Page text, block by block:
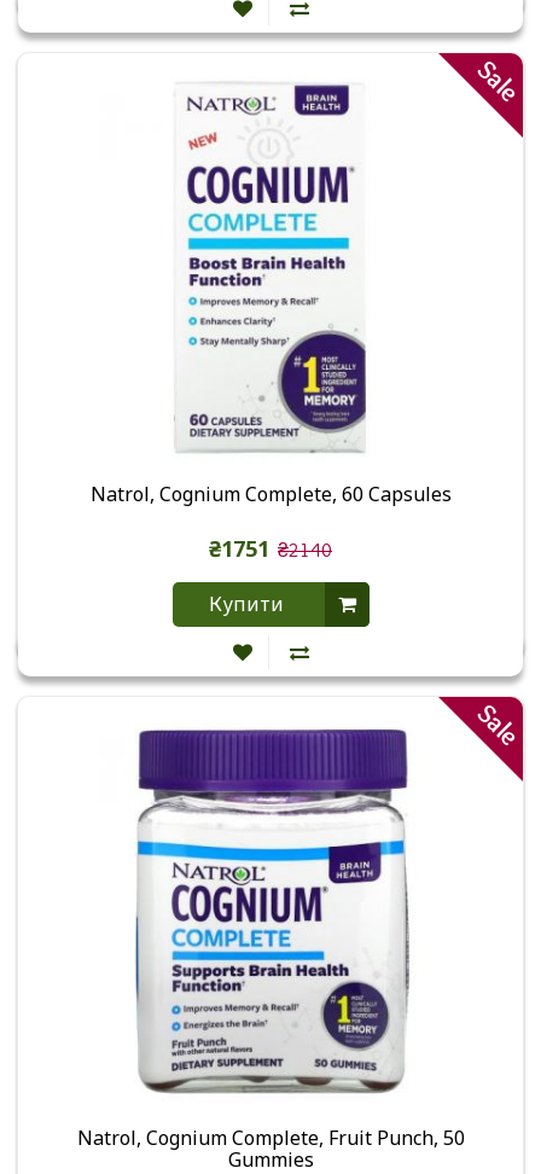
Sale
Natrol, Cognium Complete, 60 Capsules
₴1751 ₴2140
Купити
Sale
Natrol, Cognium Complete, Fruit Punch, 50
Gummies